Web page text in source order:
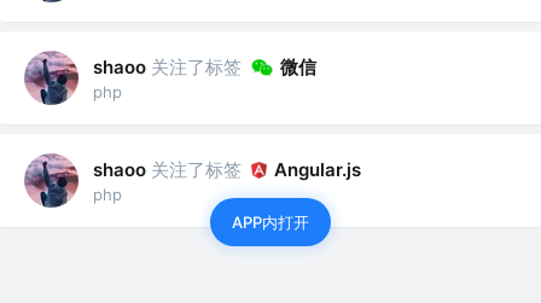
shaoo 关注了标签 微信
php
shaoo 关注了标签 Angular.js
php
APP内打开